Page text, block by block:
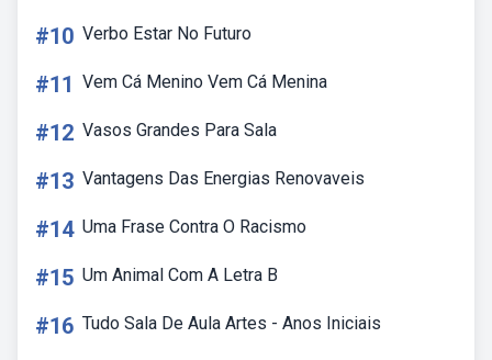
#10 Verbo Estar No Futuro
#11 Vem Cá Menino Vem Cá Menina
#12 Vasos Grandes Para Sala
#13 Vantagens Das Energias Renovaveis
#14 Uma Frase Contra O Racismo
#15 Um Animal Com A Letra B
#16 Tudo Sala De Aula Artes - Anos Iniciais